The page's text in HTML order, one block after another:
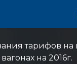
тарифов
на 2016г.